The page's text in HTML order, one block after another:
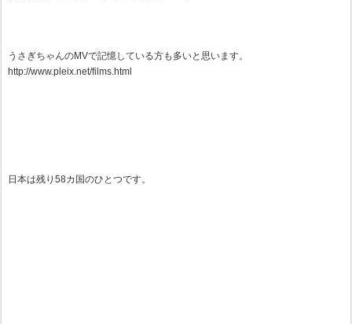
うさぎちゃんのMVで記憶している方も多いと思います。
http://www.pleix.net/films.html
日本は残り58カ国のひとつです。